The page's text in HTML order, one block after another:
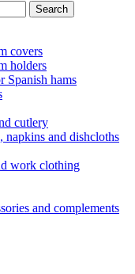
Search
covers
holders
Spanish hams
cutlery
napkins and dishcloths
work clothing
and complements